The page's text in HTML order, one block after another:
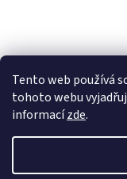
Tento web používá
tohoto webu
informacízde.